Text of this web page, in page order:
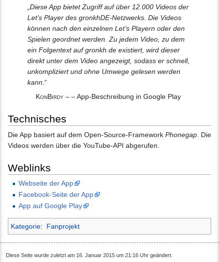
„Diese App bietet Zugriff auf über 12.000 Videos der
Let’s Player des gronkhDE-Netzwerks. Die Videos
können nach den einzelnen Let’s Playern oder den
Spielen geordnet werden. Zu jedem Video, zu dem
ein Folgentext auf gronkh.de existiert, wird dieser
direkt unter dem Video angezeigt, sodass er schnell,
unkompliziert und ohne Umwege gelesen werden
kann.“
KonBirdy – – App-Beschreibung in Google Play
Technisches
Die App basiert auf dem Open-Source-Framework Phonegap. Die
Videos werden über die YouTube-API abgerufen.
Weblinks
Webseite der App
Facebook-Seite der App
App auf Google Play
Kategorie: Fanprojekt
Diese Seite wurde zuletzt am 16. Januar 2015 um 21:16 Uhr geändert.